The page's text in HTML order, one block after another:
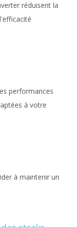
réduisent la
performances
à votre
à maintenir un